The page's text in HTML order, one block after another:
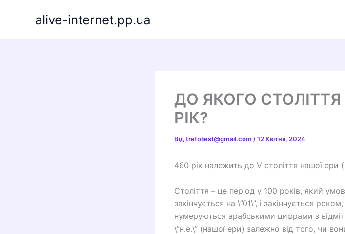
alive-internet.pp.ua
ДО ЯКОГО
РІК?
Від trefoliest@gmail.com /12 Квітня, 2024
460 рік належить до V століття нашої ери
Століття – це період у 100 років, який
закінчується на \”01\”, і закінчується
нумеруються арабськими цифрами з
\”н.е.\” (нашої ери) залежно від того, чи